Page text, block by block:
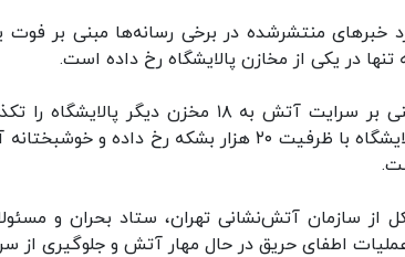
منتشرشده در برخی رسانه‌ها مبنی بر فوت
در یکی از مخازن پالایشگاه رخ داده است.
وی همچنین انتشار برخی شایعات مبنی بر سرایت آتش
نشتی در یکی از مخازن «کلدپلکس» پالایشگاه با ظرفیت ۲۰
از سازمان آتش‌نشانی تهران، ستاد بحران و
عملیات اطفای حریق در حال مهار آتش و جلوگیری از